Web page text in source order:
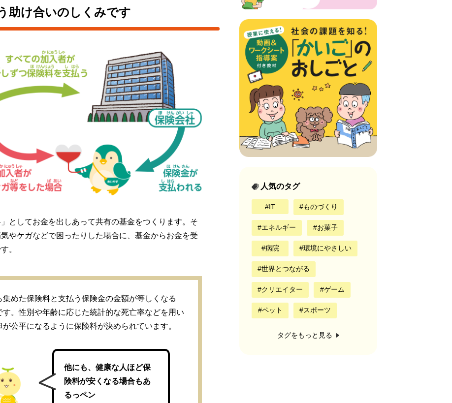
助け合いのしくみです
としてお金を出しあって共有の基金をつくります。そ
やケガなどで困ったりした場合に、基金からお金を受
。
めた保険料と支払う保険金の金額が等しくなる
す。性別や年齢に応じた統計的な死亡率などを用い
公平になるように保険料が決められています。
他にも、健康な人ほど保
険料が安くなる場合もあ
るっペン
人気のタグ
IT ものづくり
エネルギー お菓子
病院 環境にやさしい
世界とつながる
クリエイター ゲーム
ペット スポーツ
タグをもっと見る